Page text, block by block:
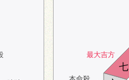
最大吉方
七